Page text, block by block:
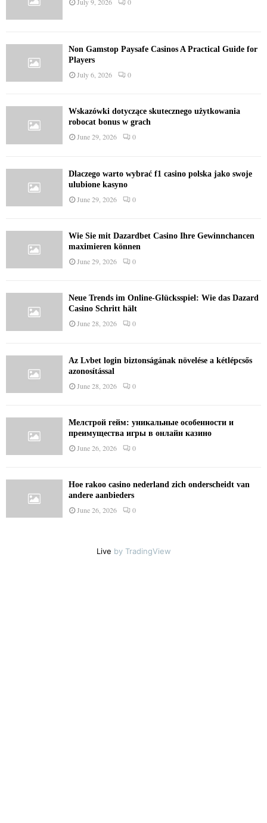
Non Gamstop Paysafe Casinos A Practical Guide for
Players
July 6, 2026 0
Wskazówki dotyczące skutecznego użytkowania
robocat bonus w grach
June 29, 2026 0
Dlaczego warto wybrać f1 casino polska jako swoje
ulubione kasyno
June 29, 2026 0
Wie Sie mit Dazardbet Casino Ihre Gewinnchancen
maximieren können
June 29, 2026 0
Neue Trends im Online-Glücksspiel: Wie das Dazard
Casino Schritt hält
June 28, 2026 0
Az Lvbet login biztonságának növelése a kétlépcsős
azonosítással
June 28, 2026 0
Мелстрой гейм: уникальные особенности и
преимущества игры в онлайн казино
June 26, 2026 0
Hoe rakoo casino nederland zich onderscheidt van
andere aanbieders
June 26, 2026 0
Live by TradingView